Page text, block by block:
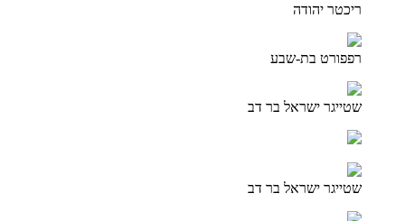
ריכטר יהודה
רפפורט בת-שבע
שטייגר ישראל בר דב
שטייגר ישראל בר דב